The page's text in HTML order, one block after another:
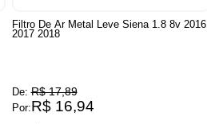
Filtro De Ar Metal Leve Siena 1.8 8v 2016
2017 2018
De: R$ 17,89
Por:R$ 16,94